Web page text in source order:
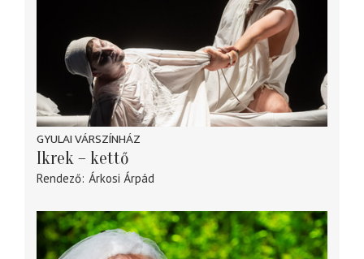
GYULAI VÁRSZÍNHÁZ
Ikrek – kettő
Rendező Árkosi Árpád